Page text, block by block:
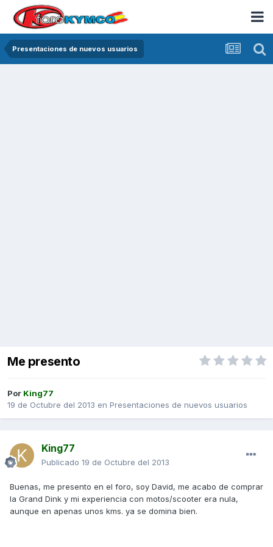
Presentaciones de nuevos usuarios
Me presento
Por King77
19 de Octubre del 2013 en Presentaciones de nuevos usuarios
King77
Publicado 19 de Octubre del 2013
Buenas, me presento en el foro, soy David, me acabo de comprar
la Grand Dink y mi experiencia con motos/scooter era nula,
aunque en apenas unos kms. ya se domina bien.